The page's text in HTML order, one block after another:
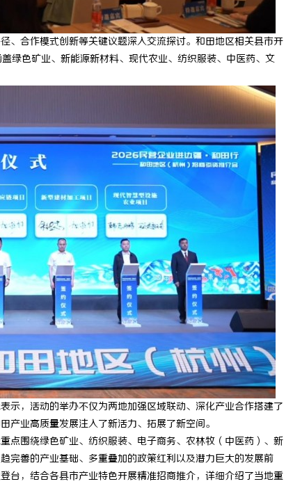
、合作模式创新等关键议题深入交流探讨。和田地区相关县市开
绿色矿业、新能源新材料、现代农业、纺织服装、中医药、文
示，活动的举办不仅为两地加强区域联动、深化产业合作搭建了
产业高质量发展注入了新活力、拓展了新空间。
点围绕绿色矿业、纺织服装、电子商务、农林牧（中医药）、新
完善的产业基础、多重叠加的政策红利以及潜力巨大的发展前
台，结合各县市产业特色开展精准招商推介，详细介绍了当地重